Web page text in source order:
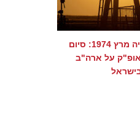
היום בהיסטוריה מרץ 1974: סיום
על ארה"ב